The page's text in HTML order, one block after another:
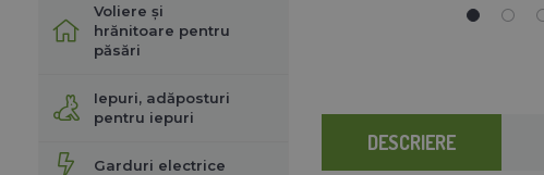
Voliere și
hrănitoare pentru
păsări
Iepuri, adăposturi
pentru iepuri
Garduri electrice
DESCRIERE